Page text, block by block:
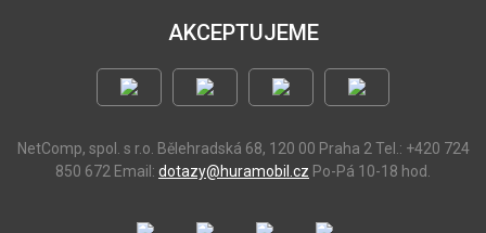
AKCEPTUJEME
NetComp, spol. s r.o. Bělehradská 68, 120 00 Praha 2 Tel.: +420 724
850 672 Email: dotazy@huramobil.cz Po-Pá 10-18 hod.